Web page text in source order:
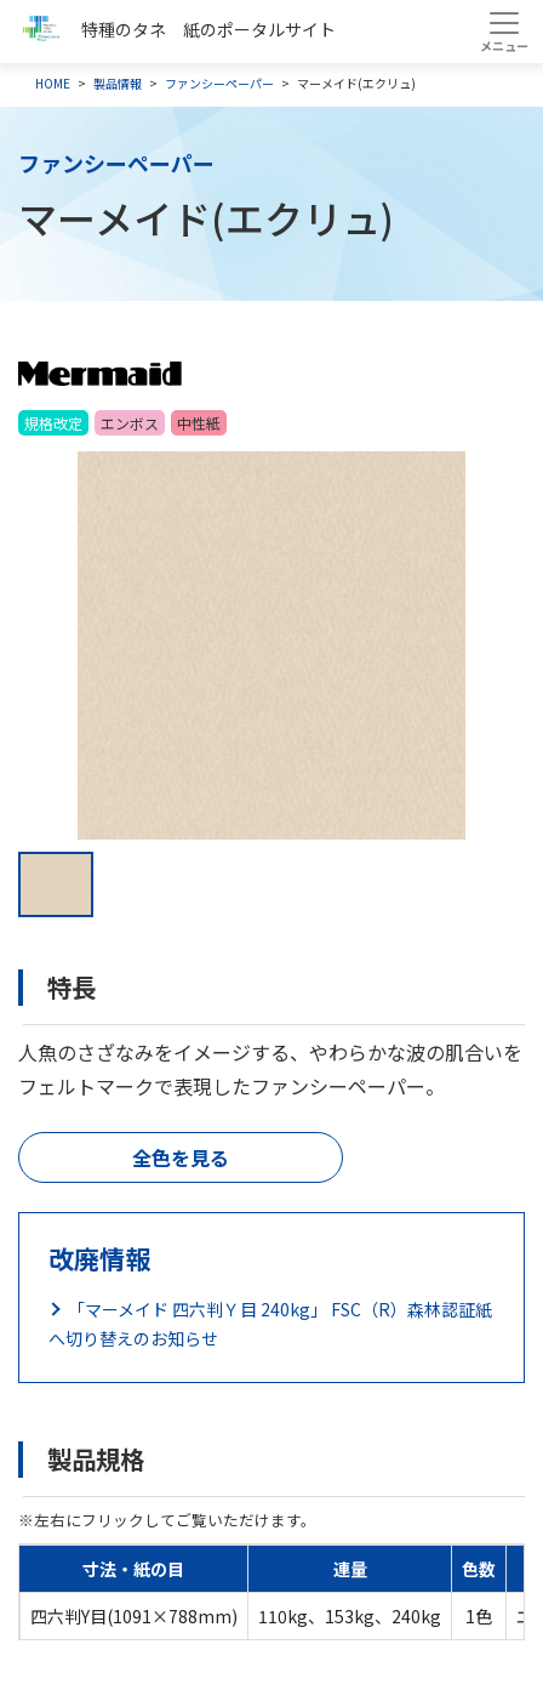
特種のタネ 紙のポータルサイト
HOME 製品情報 ファンシーペーパー マーメイド(エクリュ)
ファンシーペーパー
マーメイド(エクリュ)
規格改定 エンボス 中性紙
特長
人魚のさざなみをイメージする、やわらかな波の肌合いを
フェルトマークで表現したファンシーペーパー。
全色を見る
改廃情報
「マーメイド 四六判Ｙ目 240kg」 FSC（R）森林認証紙
へ切り替えのお知らせ
製品規格
※左右にフリックしてご覧いただけます。
寸法・紙の目 連量 色数
四六判Y目(1091×788mm)
110kg、153kg、240kg 1色 エ